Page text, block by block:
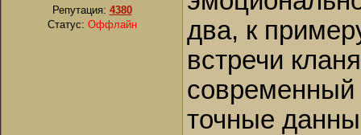
Репутация: 4380
Статус: Оффлайн
два, к
встречи
современный
точные